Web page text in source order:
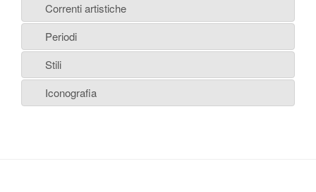
Correnti artistiche
Periodi
Stili
Iconografia